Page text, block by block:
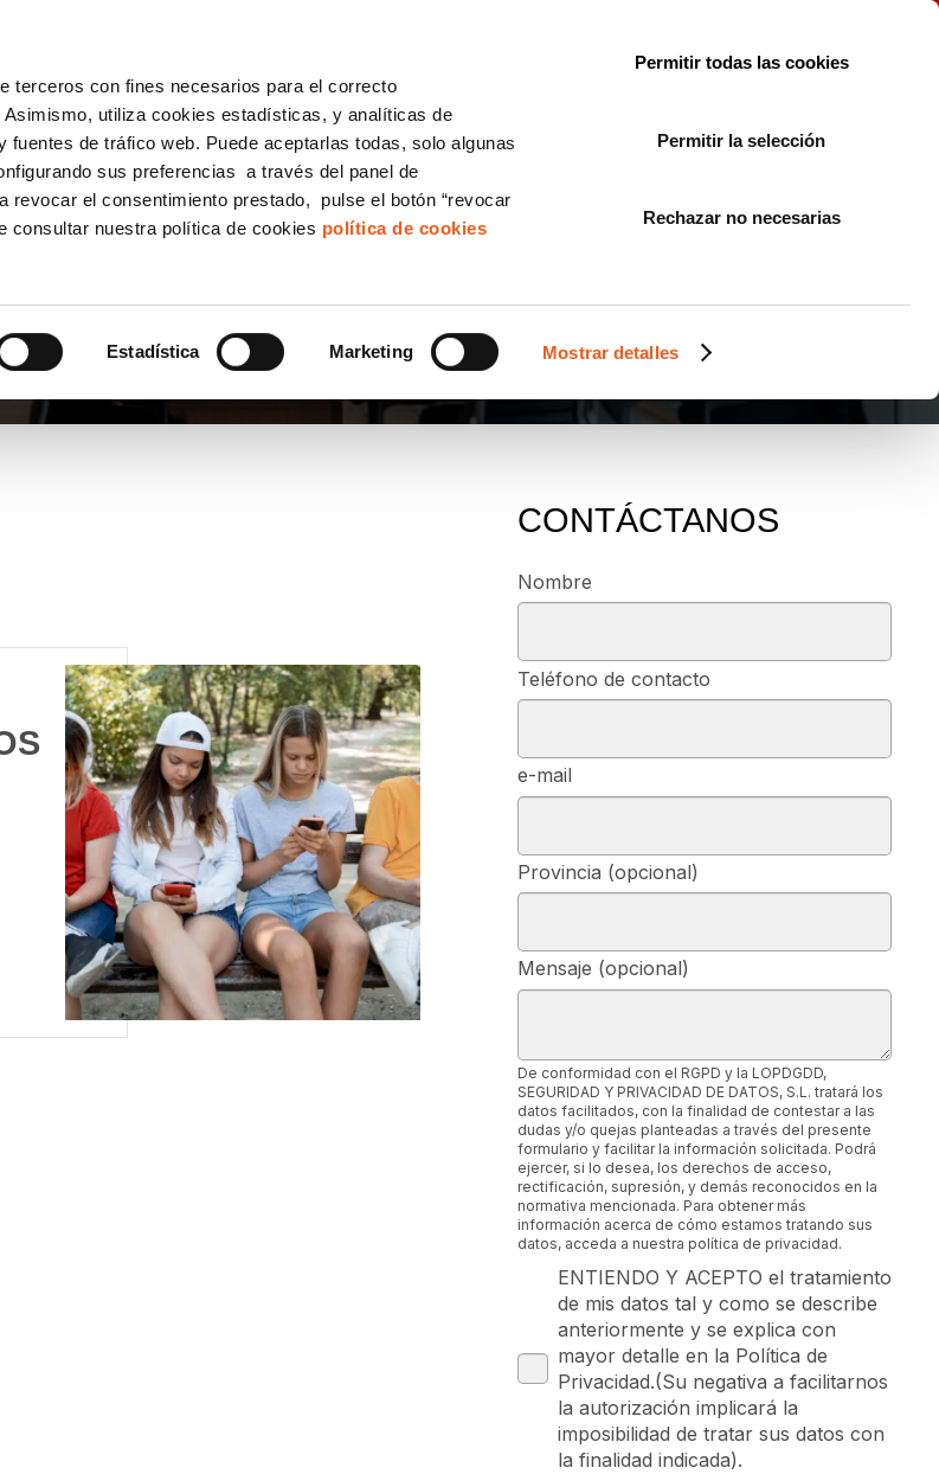
terceros con fines necesarios para el correcto
utiliza cookies estadísticas, y analíticas de
de tráfico web. Puede aceptarlas todas, solo algunas
sus preferencias a través del panel de
revocar el consentimiento prestado, pulse el botón “revocar
consultar nuestra política de cookies política de cookies
Estadística Marketing Mostrar detalles
Permitir todas las cookies
Permitir la selección
Rechazar no necesarias
ECOMMERCE LSSI CANAL DENUNCIAS
CONTÁCTANOS
Nombre
Teléfono de contacto
e-mail
Provincia (opcional)
Mensaje (opcional)
De conformidad con el RGPD y la LOPDGDD,
SEGURIDAD Y PRIVACIDAD DE DATOS, S.L. tratará los
datos facilitados, con la finalidad de contestar a las
dudas y/o quejas planteadas a través del presente
formulario y facilitar la información solicitada. Podrá
ejercer, si lo desea, los derechos de acceso,
rectificación, supresión, y demás reconocidos en la
normativa mencionada. Para obtener más
información acerca de cómo estamos tratando sus
datos, acceda a nuestra política de privacidad.
ENTIENDO Y ACEPTO el tratamiento
de mis datos tal y como se describe
anteriormente y se explica con
mayor detalle en la Política de
Privacidad.(Su negativa a facilitarnos
la autorización implicará la
imposibilidad de tratar sus datos con
la finalidad indicada).